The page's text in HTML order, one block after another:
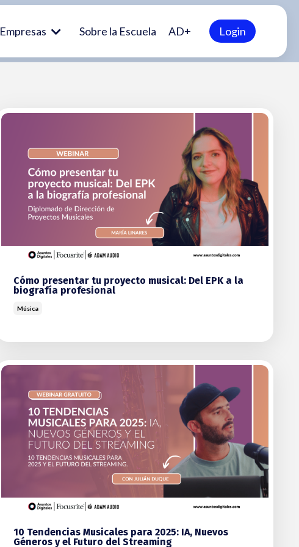
Empresas Sobre la Escuela AD+ Login
Cómo presentar tu proyecto musical: Del EPK a la
biografía profesional
Música
10 Tendencias Musicales para 2025: IA, Nuevos
Géneros y el Futuro del Streaming